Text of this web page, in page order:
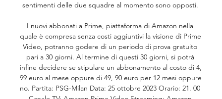
sentimenti delle due squadre al momento sono opposti.
I nuovi abbonati a Prime, piattaforma di Amazon nella
quale è compresa senza costi aggiuntivi la visione di Prime
Video, potranno godere di un periodo di prova gratuito
pari a 30 giorni. Al termine di questi 30 giorni, si potrà
infine decidere se stipulare un abbonamento al costo di 4,
99 euro al mese oppure di 49, 90 euro per 12 mesi oppure
no. Partita: PSG-Milan Data: 25 ottobre 2023 Orario: 21. 00